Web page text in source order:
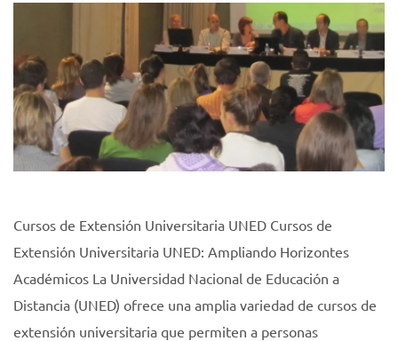
Cursos de Extensión Universitaria UNED Cursos de
Extensión Universitaria UNED: Ampliando Horizontes
Académicos La Universidad Nacional de Educación a
Distancia (UNED) ofrece una amplia variedad de cursos de
extensión universitaria que permiten a personas